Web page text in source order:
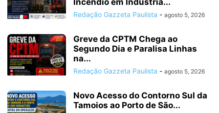
Redação Gazzeta Paulista - agosto 5, 2026
Greve da CPTM Chega ao
Segundo Dia e Paralisa Linhas
na...
Redação Gazzeta Paulista - agosto 5, 2026
Novo Acesso do Contorno Sul da
Tamoios ao Porto de São...